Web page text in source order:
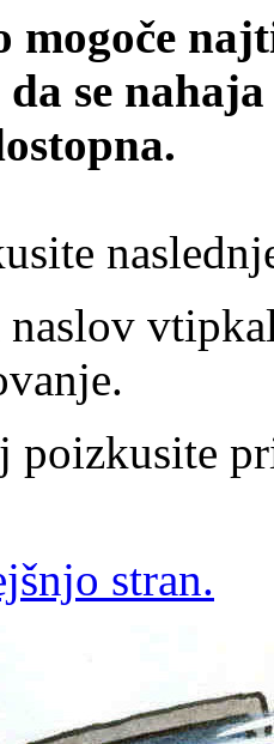
mogoče
se
naslov
poizkusite
stran.